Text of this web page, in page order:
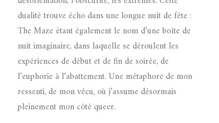
dualité trouve écho dans une longue nuit de fête :
The Maze étant également le nom d’une boîte de
nuit imaginaire, dans laquelle se déroulent les
expériences de début et de fin de soirée, de
l’euphorie à l’abattement. Une métaphore de mon
ressenti, de mon vécu, où j’assume désormais
pleinement mon côté queer.